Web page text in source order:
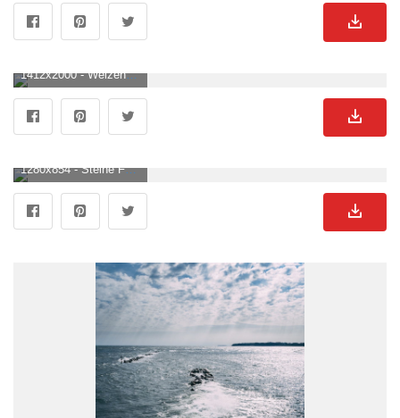
1412x2000 - Weizen Und Felsen Auf Beige Wand. ästhetische Minimale Tapete. Sommer Herbst Blumenpflanzen Hintergrundzusammensetzung. Felsen Hintergrundbild für Handy.
1280x854 - Steine Felsen Textur Foto auf Pixabay. Felsen Bild.